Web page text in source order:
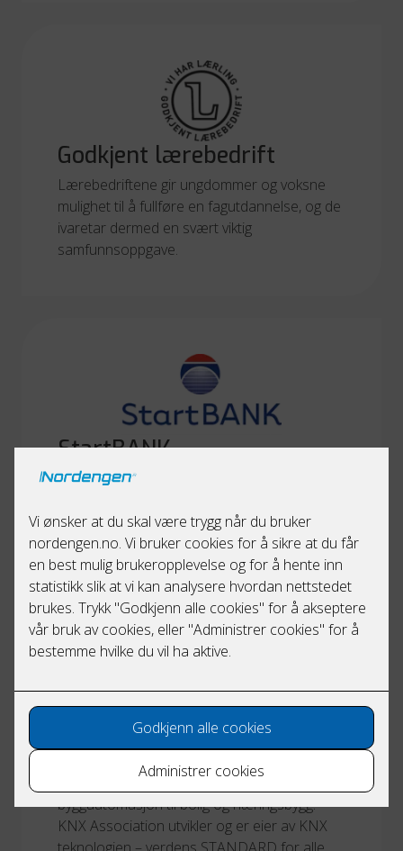
Godkjent lærebedrift
Lærebedriftene gir ungdommer og voksne
mulighet til å fullføre en fagutdannelse, og de
ivaretar dermed en svært viktig
samfunnsoppgave.
StartBANK
StartBANK er et felles leverandørregister og
forvaltning av eiendom. Det er Achilles som
administrerer StartBANK som brukes av
bransjen til å validere og sjekke
samarbeidspartnere.
KNX er det eneste globale standarden for
byggautomasjon til bolig og næringsbygg.
KNX Association utvikler og er eier av KNX